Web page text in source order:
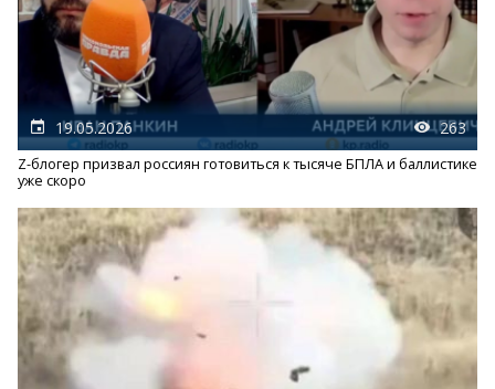
19.05.2026 263
Z-блогер призвал россиян готовиться к тысяче БПЛА и баллистике
уже скоро